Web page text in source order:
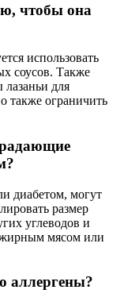
чтобы она
использовать
соусов. Также
для
также ограничить
диабетом, могут
размер
углеводов и
мясом или
аллергены?